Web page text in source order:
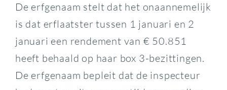
De erfgenaam stelt dat het onaannemelijk
is dat erflaatster tussen 1 januari en 2
januari een rendement van € 50.851
heeft behaald op haar box 3-bezittingen.
De erfgenaam bepleit dat de inspecteur